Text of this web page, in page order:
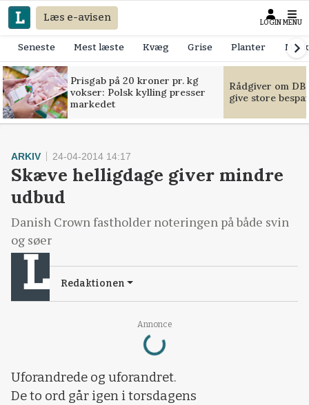
Læs e-avisen LOGIN MENU
Seneste Mest læste Kvæg Grise Planter
Prisgab på 20 kroner pr. kg
vokser: Polsk kylling presser
markedet
Rådgiver om
give store
Annonce
Loading...
ARKIV 24-04-2014 14:17
Skæve helligdage giver mindre
udbud
Danish Crown fastholder noteringen på både svin
og søer
Redaktionen
Uforandrede og uforandret.
De to ord går igen i torsdagens